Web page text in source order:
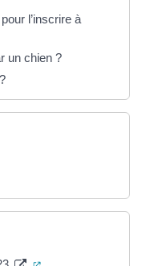
l’inscrire à
un chien ?
dans un nouvel
(ouverture dans